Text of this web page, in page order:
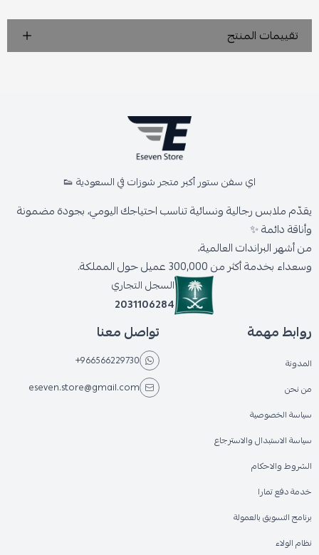
تقييمات المنتج
اي سفن ستور أكبر متجر شوزات في السعودية 👟
يقدّم ملابس رجالية ونسائية تناسب احتياجك اليومي، بجودة مضمونة
وأناقة دائمة ✨
من أشهر البراندات العالمية،
وسعداء بخدمة أكثر من 300,000 عميل حول المملكة.
السجل التجاري
2031106284
روابط مهمة
المدونة
من نحن
سياسة الخصوصية
سياسة الاستبدال والاسترجاع
الشروط والاحكام
خدمة دفع تمارا
برنامج التسويق بالعمولة
نظام الولاء
تواصل معنا
+966566229730
eseven.store@gmail.com